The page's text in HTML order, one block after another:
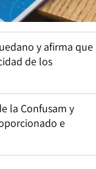
y afirma que
de los
la Confusam y
e